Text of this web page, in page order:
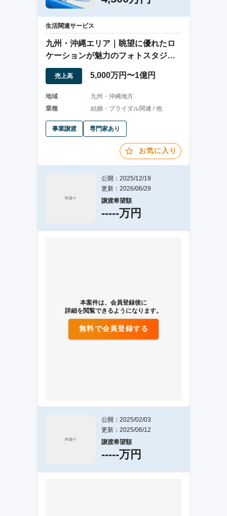
生活関連サービス
九州・沖縄エリア｜眺望に優れたロ
ケーションが魅力のフォトスタジオ
事業譲渡
売上高 5,000万円〜1億円
地域
九州・沖縄地方
業種
結婚・ブライダル関連 / 他
事業譲渡 専門家あり
お気に入り
公開：2025/12/19
更新：2026/06/29
譲渡希望額
-----万円
本案件は、会員登録後に
詳細を閲覧できるようになります。
無料で会員登録する
公開：2025/02/03
更新：2025/06/12
譲渡希望額
-----万円